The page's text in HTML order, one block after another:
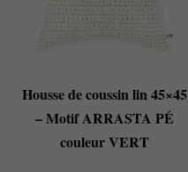
Housse de coussin lin 45×45
– Motif ARRASTA PÉ
couleur VERT